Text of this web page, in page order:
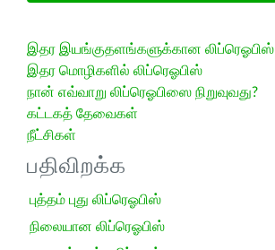
இதர இயங்குதளங்களுக்கான லிப்ரெஓபிஸ்
இதர மொழிகளில் லிப்ரெஓபிஸ்
நான் எவ்வாறு லிப்ரெஓபிஸை நிறுவுவது?
கட்டகத் தேவைகள்
நீட்சிகள்
பதிவிறக்க
புத்தம் புது லிப்ரெஓபிஸ்
நிலையான லிப்ரெஓபிஸ்